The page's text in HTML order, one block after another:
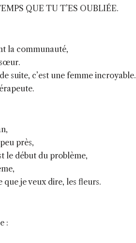
QUE TU T’ES OUBLIÉE.
la communauté,
suite, c’est une femme incroyable.
près,
le début du problème,
que je veux dire, les fleurs.
: